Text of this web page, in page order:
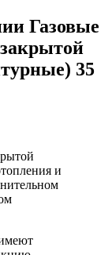
Газовые
35
и